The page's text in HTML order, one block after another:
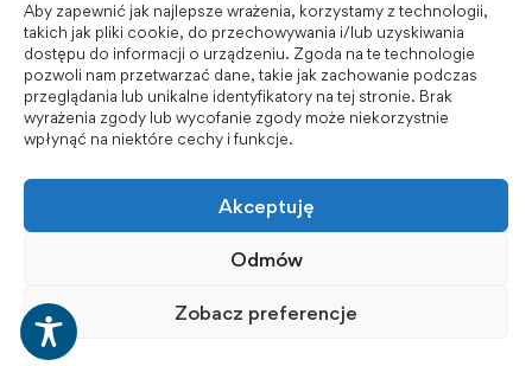
Aby zapewnić jak najlepsze wrażenia, korzystamy z technologii,
takich jak pliki cookie, do przechowywania i/lub uzyskiwania
dostępu do informacji o urządzeniu. Zgoda na te technologie
pozwoli nam przetwarzać dane, takie jak zachowanie podczas
przeglądania lub unikalne identyfikatory na tej stronie. Brak
wyrażenia zgody lub wycofanie zgody może niekorzystnie
wpłynąć na niektóre cechy i funkcje.
Akceptuję
Odmów
Zobacz preferencje
BIP - Biuletyn Informacji Publicznej PWSZ -
archiwum
Social Media
© 2001-2026 Akademia Nauk Stosowanych w Raciborzu